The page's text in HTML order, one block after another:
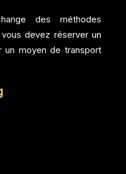
des méthodes
devez réserver un
un moyen de transport